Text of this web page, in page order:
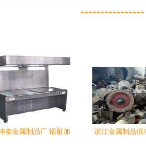
----------------
泰金属制品厂 镭射加
浙江金属制品供